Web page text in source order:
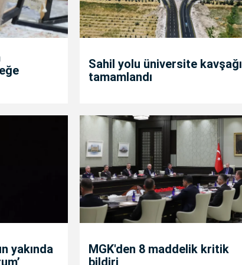
Sahil yolu üniversite kavşağı
tamamlandı
yakında
MGK'den 8 maddelik kritik
bildiri